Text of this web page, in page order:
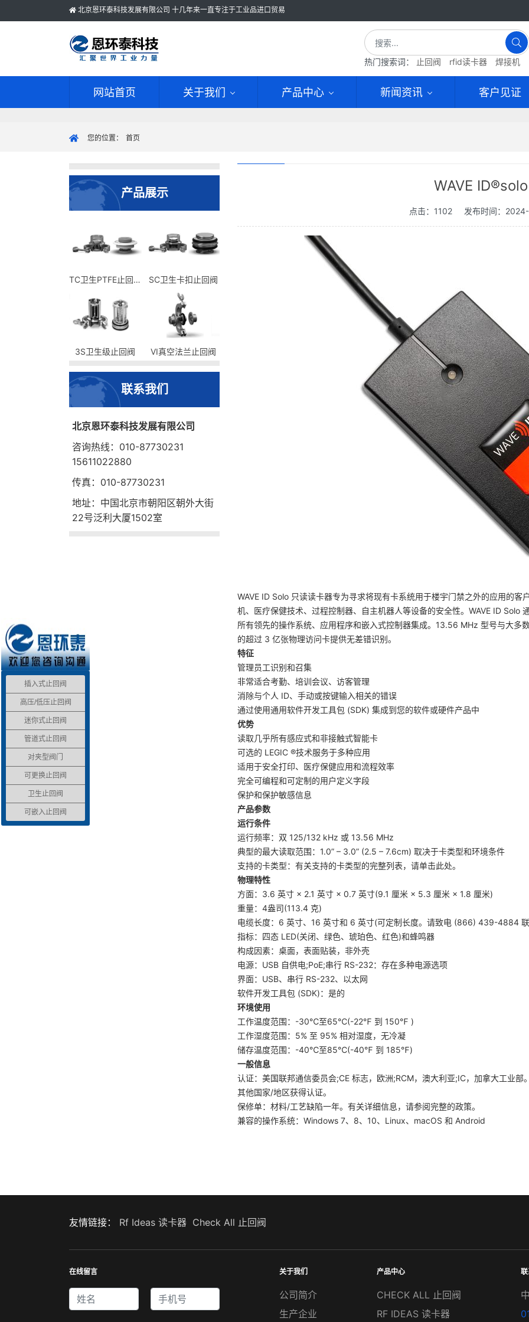
北京恩环泰科技发展有限公司 十几年来一直专注于工业品进口贸易
热门搜索词： 止回阀 rfid读卡器 焊接机
网站首页 关于我们 产品中心 新闻资讯 客户见证
您的位置： 首页
产品展示
TC卫生PTFE止回阀 SC卫生卡扣止回阀
3S卫生级止回阀 VI真空法兰止回阀
联系我们
北京恩环泰科技发展有限公司
咨询热线：010-87730231
15611022880
传真：010-87730231
地址：中国北京市朝阳区朝外大街
22号泛利大厦1502室
WAVE ID®solo
点击：1102 发布时间：
WAVE ID Solo 只读读卡器专为寻求将现有卡系统用于楼宇门禁之外的应用的
机、医疗保健技术、过程控制器、自主机器人等设备的安全性。WAVE ID Solo
所有领先的操作系统、应用程序和嵌入式控制器集成。13.56 MHz 型号与大多
的超过 3 亿张物理访问卡提供无差错识别。
特征
管理员工识别和召集
非常适合考勤、培训会议、访客管理
消除与个人 ID、手动或按键输入相关的错误
通过使用通用软件开发工具包 (SDK) 集成到您的软件或硬件产品中
优势
读取几乎所有感应式和非接触式智能卡
可选的 LEGIC ®技术服务于多种应用
适用于安全打印、医疗保健应用和流程效率
完全可编程和可定制的用户定义字段
保护和保护敏感信息
产品参数
运行条件
运行频率：双 125/132 kHz 或 13.56 MHz
典型的最大读取范围：1.0” – 3.0” (2.5 – 7.6cm) 取决于卡类型和环境条件
支持的卡类型：有关支持的卡类型的完整列表，请单击此处。
物理特性
方面：3.6 英寸 × 2.1 英寸 × 0.7 英寸(9.1 厘米 × 5.3 厘米 × 1.8 厘米)
重量：4盎司(113.4 克)
电缆长度：6 英寸、16 英寸和 6 英寸(可定制长度。请致电 (866) 439-4884
指标：四态 LED(关闭、绿色、琥珀色、红色)和蜂鸣器
构成因素：桌面，表面贴装，非外壳
电源：USB 自供电;PoE;串行 RS-232：存在多种电源选项
界面：USB、串行 RS-232、以太网
软件开发工具包 (SDK)：是的
环境使用
工作温度范围：-30℃至65℃(-22℉ 到 150℉ )
工作湿度范围：5% 至 95% 相对湿度，无冷凝
储存温度范围：-40℃至85℃(-40℉ 到 185℉)
一般信息
认证：美国联邦通信委员会;CE 标志，欧洲;RCM，澳大利亚;IC，加拿大工业部
其他国家/地区获得认证。
保修单：材料/工艺缺陷一年。有关详细信息，请参阅完整的政策。
兼容的操作系统：Windows 7、8、10、Linux、macOS 和 Android
友情链接： Rf Ideas 读卡器 Check All 止回阀
在线留言 关于我们
公司简介
生产企业
产品中心
CHECK ALL 止回阀
RF IDEAS 读卡器
联
插入式止回阀
高压/低压止回阀
迷你式止回阀
管道式止回阀
对夹型阀门
可更换止回阀
卫生止回阀
可嵌入止回阀